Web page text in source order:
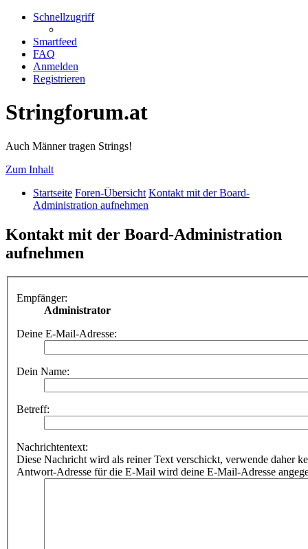
Schnellzugriff
Smartfeed
FAQ
Anmelden
Registrieren
Stringforum.at
Auch Männer tragen Strings!
Zum Inhalt
Startseite Foren-Übersicht Kontakt mit der Board-
Administration aufnehmen
Kontakt mit der Board-Administration
aufnehmen
Empfänger:
Administrator
Deine E-Mail-Adresse:
Dein Name:
Betreff:
Nachrichtentext:
Diese Nachricht wird als reiner Text verschickt, verwende daher
Antwort-Adresse für die E-Mail wird deine E-Mail-Adresse